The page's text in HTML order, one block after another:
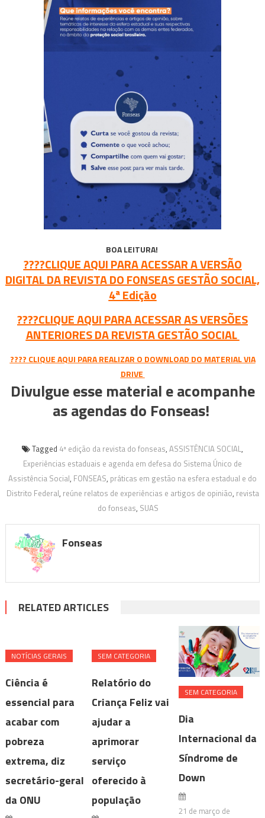
BOA LEITURA!
????CLIQUE AQUI PARA ACESSAR A VERSÃO
DIGITAL DA REVISTA DO FONSEAS GESTÃO SOCIAL,
4ª Edição
????CLIQUE AQUI PARA ACESSAR AS VERSÕES
ANTERIORES DA REVISTA GESTÃO SOCIAL
???? CLIQUE AQUI PARA REALIZAR O DOWNLOAD DO MATERIAL VIA
DRIVE
Divulgue esse material e acompanhe
as agendas do Fonseas!
Tagged 4ª edição da revista do fonseas, ASSISTÊNCIA SOCIAL,
Experiências estaduais e agenda em defesa do Sistema Único de
Assistência Social, FONSEAS, práticas em gestão na esfera estadual e do
Distrito Federal, reúne relatos de experiências e artigos de opinião, revista
do fonseas, SUAS
Fonseas
RELATED ARTICLES
NOTÍ­CIAS GERAIS
Ciência é
essencial para
acabar com
pobreza
extrema, diz
secretário-geral
da ONU
SEM CATEGORIA
Relatório do
Criança Feliz vai
ajudar a
aprimorar
serviço
oferecido à
população
SEM CATEGORIA
Dia
Internacional da
Síndrome de
Down
21 de março de